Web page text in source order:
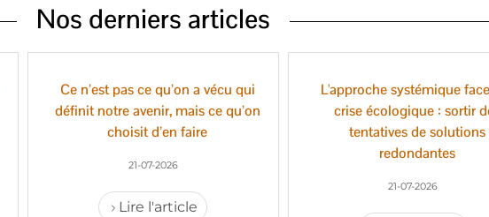
Nos derniers articles
Ce n’est pas ce qu’on a vécu qui
définit notre avenir, mais ce qu’on
choisit d’en faire
21-07-2026
Lire l'article
L'approche systémique
crise écologique : sortir
tentatives de solutions
redondantes
21-07-2026